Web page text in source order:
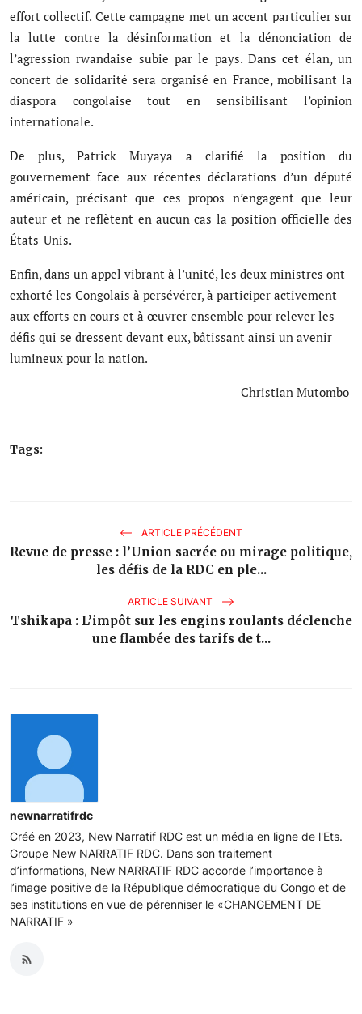
effort collectif. Cette campagne met un accent particulier sur
la lutte contre la désinformation et la dénonciation de
l’agression rwandaise subie par le pays. Dans cet élan, un
concert de solidarité sera organisé en France, mobilisant la
diaspora congolaise tout en sensibilisant l’opinion
internationale.
De plus, Patrick Muyaya a clarifié la position du
gouvernement face aux récentes déclarations d’un député
américain, précisant que ces propos n’engagent que leur
auteur et ne reflètent en aucun cas la position officielle des
États-Unis.
Enfin, dans un appel vibrant à l’unité, les deux ministres ont
exhorté les Congolais à persévérer, à participer activement
aux efforts en cours et à œuvrer ensemble pour relever les
défis qui se dressent devant eux, bâtissant ainsi un avenir
lumineux pour la nation.
Christian Mutombo
Tags:
ARTICLE PRÉCÉDENT
Revue de presse : l’Union sacrée ou mirage politique,
les défis de la RDC en ple...
ARTICLE SUIVANT
Tshikapa : L’impôt sur les engins roulants déclenche
une flambée des tarifs de t...
newnarratifrdc
Créé en 2023, New Narratif RDC est un média en ligne de l'Ets.
Groupe New NARRATIF RDC. Dans son traitement
d’informations, New NARRATIF RDC accorde l’importance à
l’image positive de la République démocratique du Congo et de
ses institutions en vue de pérenniser le «CHANGEMENT DE
NARRATIF »